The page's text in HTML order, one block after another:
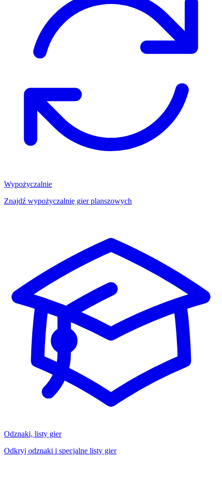
Wypożyczalnie
Znajdź wypożyczalnię gier planszowych
Odznaki, listy gier
Odkryj odznaki i specjalne listy gier